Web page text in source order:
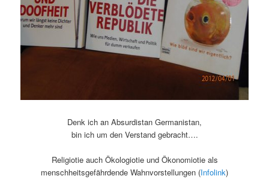
Denk ich an Absurdistan Germanistan,
bin ich um den Verstand gebracht….
Religiotie auch Ökologiotie und Ökonomiotie als
menschheitsgefährdende Wahnvorstellungen (Infolink)